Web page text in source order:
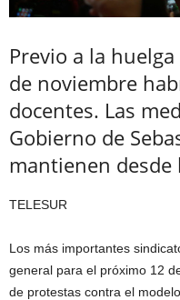
Previo a la
de noviembre
docentes. Las
Gobierno de
mantienen desde
TELESUR
Los más importantes
general para el próximo 12
de protestas contra el